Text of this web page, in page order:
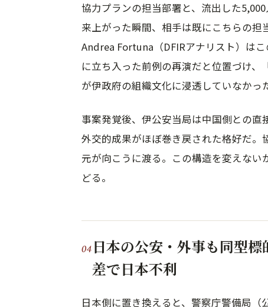
協力プランの担当部署と、流出した
来上がった瞬間、相手は既にこちらの担
Andrea Fortuna（DFIRアナリスト）は
に立ち入った前例の再演だと位置づけ
が伊政府の組織文化に浸透していなかっ
事案発覚後、伊公安当局は中国側との
外交的成果がほぼ巻き戻された格好だ
元が向こうに渡る。この構造を変えな
どる。
日本の公安・外事も同型
差で日本不利
日本側に置き換えると、警察庁警備局